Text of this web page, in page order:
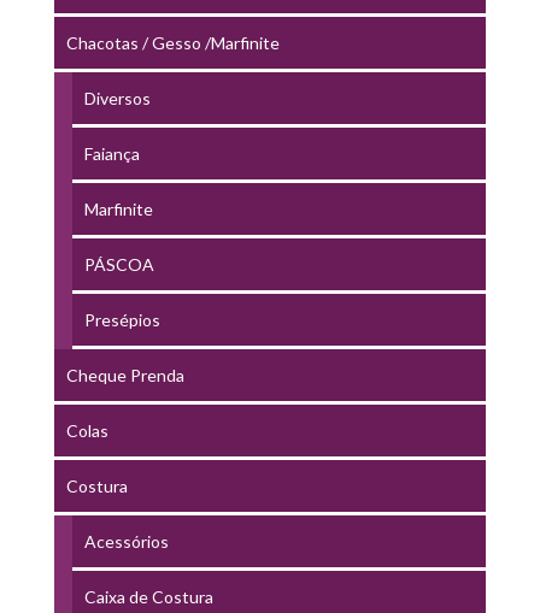
Chacotas / Gesso /Marfinite
Diversos
Faiança
Marfinite
PÁSCOA
Presépios
Cheque Prenda
Colas
Costura
Acessórios
Caixa de Costura